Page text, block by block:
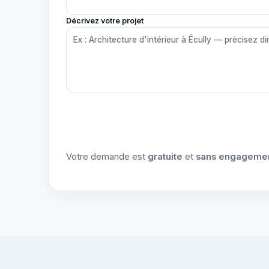
Décrivez votre projet
Votre demande est gratuite et sans